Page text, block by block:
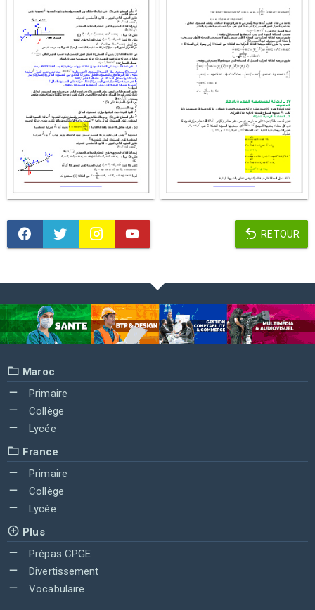
RETOUR
Maroc
Primaire
Collège
Lycée
France
Primaire
Collège
Lycée
Plus
Prépas CPGE
Divertissement
Vocabulaire